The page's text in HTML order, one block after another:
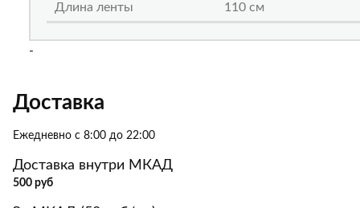
Длина ленты 110 см
-
Доставка
Ежедневно с 8:00 до 22:00
Доставка внутри МКАД
500 руб